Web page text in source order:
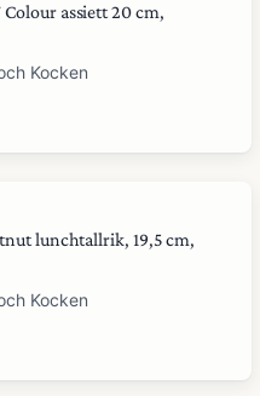
Colour assiett 20 cm,
Kocken
lunchtallrik, 19,5 cm,
Kocken